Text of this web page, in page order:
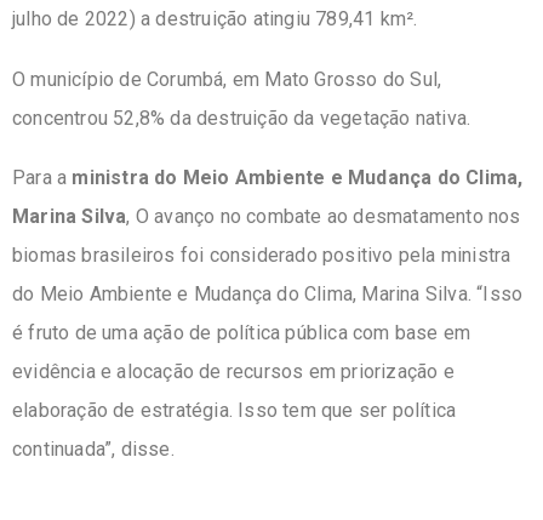
julho de 2022) a destruição atingiu 789,41 km².
O município de Corumbá, em Mato Grosso do Sul,
concentrou 52,8% da destruição da vegetação nativa.
Para a ministra do Meio Ambiente e Mudança do Clima,
Marina Silva, O avanço no combate ao desmatamento nos
biomas brasileiros foi considerado positivo pela ministra
do Meio Ambiente e Mudança do Clima, Marina Silva. “Isso
é fruto de uma ação de política pública com base em
evidência e alocação de recursos em priorização e
elaboração de estratégia. Isso tem que ser política
continuada”, disse.